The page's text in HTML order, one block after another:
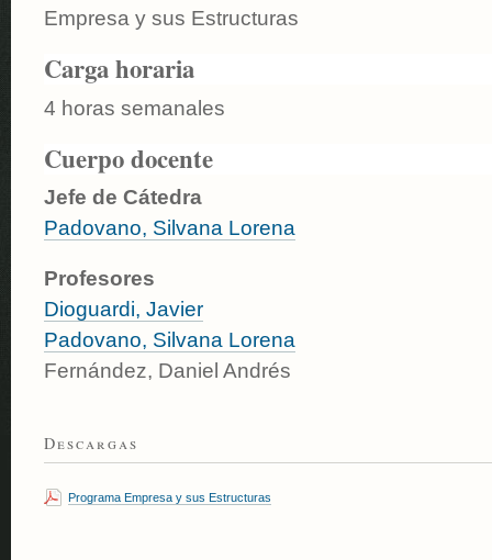
Empresa y sus Estructuras
Carga horaria
4 horas semanales
Cuerpo docente
Jefe de Cátedra
Padovano, Silvana Lorena
Profesores
Dioguardi, Javier
Padovano, Silvana Lorena
Fernández, Daniel Andrés
Descargas
Programa Empresa y sus Estructuras